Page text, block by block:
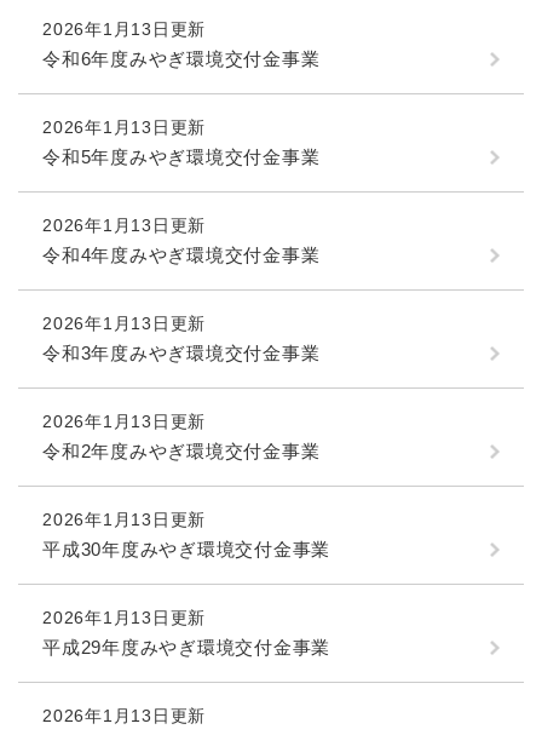
2026年1月13日更新
令和6年度みやぎ環境交付金事業
2026年1月13日更新
令和5年度みやぎ環境交付金事業
2026年1月13日更新
令和4年度みやぎ環境交付金事業
2026年1月13日更新
令和3年度みやぎ環境交付金事業
2026年1月13日更新
令和2年度みやぎ環境交付金事業
2026年1月13日更新
平成30年度みやぎ環境交付金事業
2026年1月13日更新
平成29年度みやぎ環境交付金事業
2026年1月13日更新